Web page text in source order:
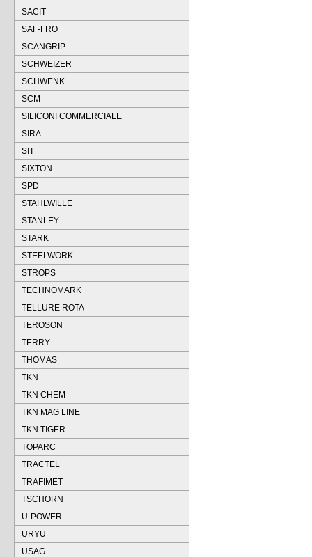
SACIT
SAF-FRO
SCANGRIP
SCHWEIZER
SCHWENK
SCM
SILICONI COMMERCIALE
SIRA
SIT
SIXTON
SPD
STAHLWILLE
STANLEY
STARK
STEELWORK
STROPS
TECHNOMARK
TELLURE ROTA
TEROSON
TERRY
THOMAS
TKN
TKN CHEM
TKN MAG LINE
TKN TIGER
TOPARC
TRACTEL
TRAFIMET
TSCHORN
U-POWER
URYU
USAG